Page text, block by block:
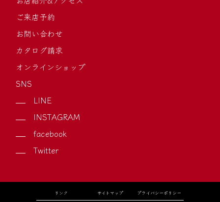
ご来店予約
お問い合わせ
カタログ請求
オンラインショップ
SNS
LINE
INSTAGRAM
facebook
Twitter
リンク サイトマップ プライバシーポリシー